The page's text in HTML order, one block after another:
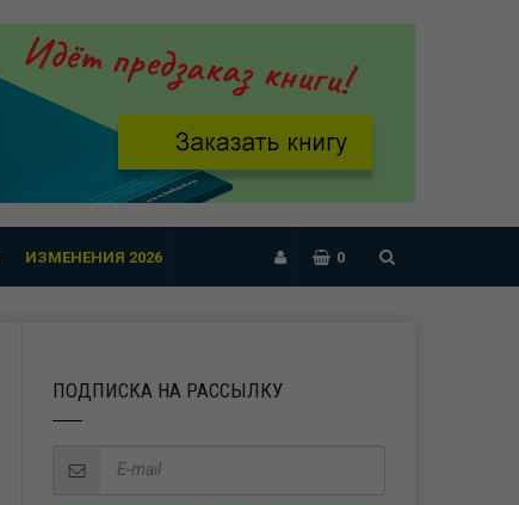
ИЗМЕНЕНИЯ 2026 0
ПОДПИСКА НА РАССЫЛКУ